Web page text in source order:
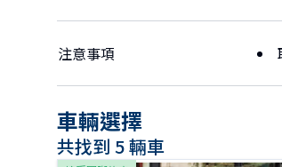
注意事項
車輛選擇
共找到 5 輛車